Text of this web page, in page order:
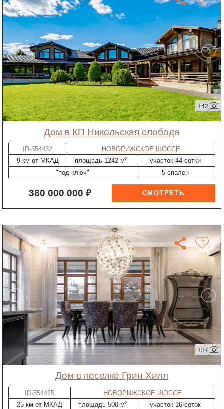
+42
дом в КП Никольская слобода
ID-554432
НОВОРИЖСКОЕ ШОССЕ
9 км от МКАД
площадь 1242 м2
участок 44 сотки
"под ключ"
5 спален
380 000 000 ₽
+37
дом в поселке Грин Хилл
ID-554425
НОВОРИЖСКОЕ ШОССЕ
25 км от МКАД
площадь 500 м2
участок 16 соток